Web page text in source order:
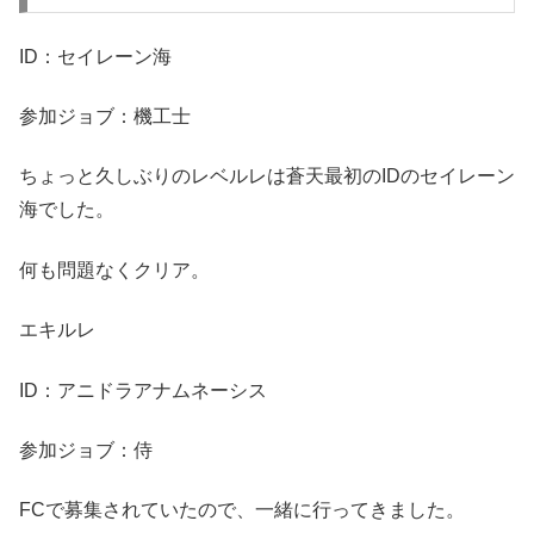
ID：セイレーン海
参加ジョブ：機工士
ちょっと久しぶりのレベルレは蒼天最初のIDのセイレーン
海でした。
何も問題なくクリア。
エキルレ
ID：アニドラアナムネーシス
参加ジョブ：侍
FCで募集されていたので、一緒に行ってきました。